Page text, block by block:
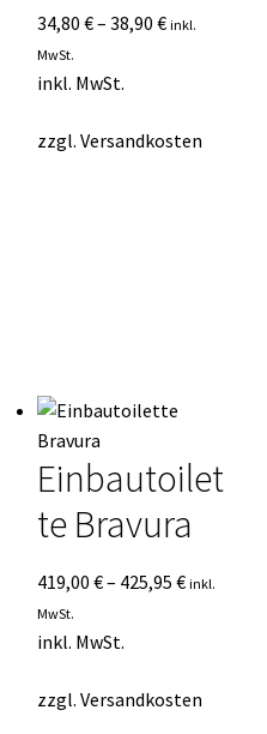
34,80€–38,90€ inkl.
MwSt.
inkl. MwSt.
zzgl.Versandkosten
Einbautoilet
te Bravura
419,00€– 425,95€ inkl.
MwSt.
inkl. MwSt.
zzgl.Versandkosten